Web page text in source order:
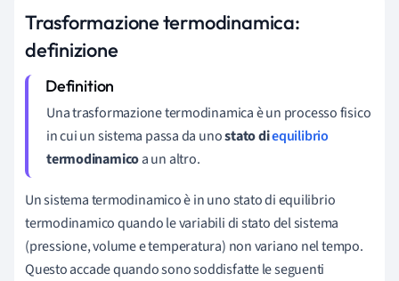
Trasformazione termodinamica:
definizione
Una trasformazione termodinamica è un processo fisico
in cui un sistema passa da unostato diequilibrio
termodinamicoa un altro.
Un sistema termodinamico è in uno stato di equilibrio
termodinamico quando le variabili di stato del sistema
(pressione,volumeetemperatura) non variano nel tempo.
Questo accade quando sono soddisfatte le seguenti